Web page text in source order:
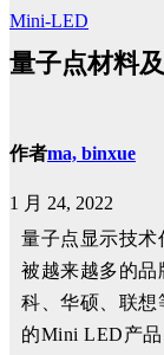
Mini-LED
量子点材料
作者ma, binxue
1 月 24, 2022
量子点显示技术
被越来越多的
科、华硕、联
的Mini LED产